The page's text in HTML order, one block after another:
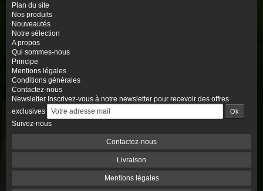
Plan du site
Nos produits
Nouveautés
Notre sélection
A propos
Qui sommes-nous
Principe
Mentions légales
Conditions générales
Contactez-nous
Newsletter Inscrivez-vous à notre newsletter pour recevoir des offres
exclusives
Suivez-nous
Contactez-nous
Livraison
Mentions légales